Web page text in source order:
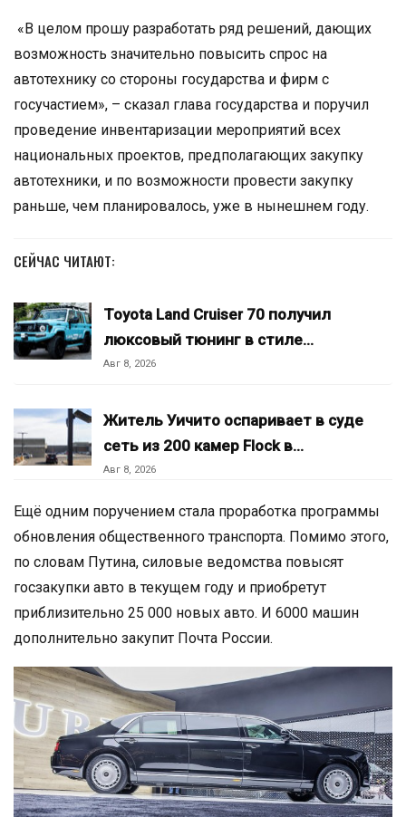
«В целом прошу разработать ряд решений, дающих
возможность значительно повысить спрос на
автотехнику со стороны государства и фирм с
госучастием», – сказал глава государства и поручил
проведение инвентаризации мероприятий всех
национальных проектов, предполагающих закупку
автотехники, и по возможности провести закупку
раньше, чем планировалось, уже в нынешнем году.
СЕЙЧАС ЧИТАЮТ:
Toyota Land Cruiser 70 получил
люксовый тюнинг в стиле…
Авг 8, 2026
Житель Уичито оспаривает в суде
сеть из 200 камер Flock в…
Авг 8, 2026
Ещё одним поручением стала проработка программы
обновления общественного транспорта. Помимо этого,
по словам Путина, силовые ведомства повысят
госзакупки авто в текущем году и приобретут
приблизительно 25 000 новых авто. И 6000 машин
дополнительно закупит Почта России.